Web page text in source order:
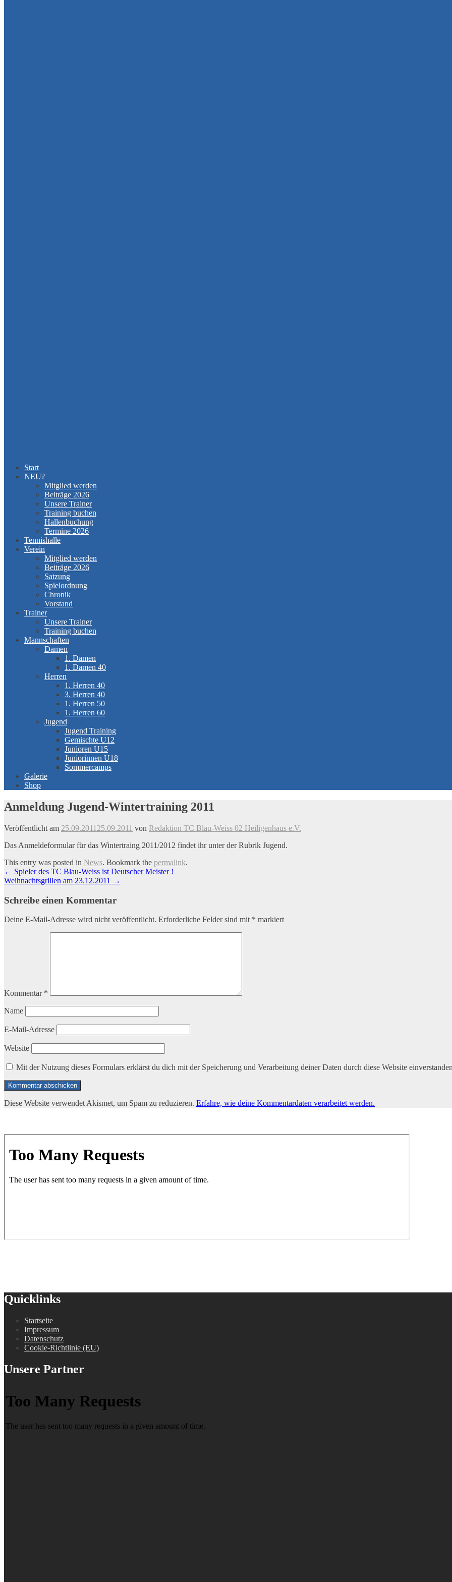
Start
NEU?
Mitglied werden
Beiträge 2026
Unsere Trainer
Training buchen
Hallenbuchung
Termine 2026
Tennishalle
Verein
Mitglied werden
Beiträge 2026
Satzung
Spielordnung
Chronik
Vorstand
Trainer
Unsere Trainer
Training buchen
Mannschaften
Damen
1. Damen
1. Damen 40
Herren
1. Herren 40
3. Herren 40
1. Herren 50
1. Herren 60
Jugend
Jugend Training
Gemischte U12
Junioren U15
Juniorinnen U18
Sommercamps
Galerie
Shop
Anmeldung Jugend-Wintertraining 2011
Veröffentlicht am 25.09.2011 25.09.2011 von Redaktion TC Blau-Weiss 02 Heiligenhaus e.V.
Das Anmeldeformular für das Wintertraing 2011/2012 findet ihr unter der Rubrik Jugend.
This entry was posted in News. Bookmark the permalink.
Artikel-
Navigation
← Spieler des TC Blau-Weiss ist Deutscher Meister !
Weihnachtsgrillen am 23.12.2011 →
Schreibe einen Kommentar
Deine E-Mail-Adresse wird nicht veröffentlicht. Erforderliche Felder sind mit * markiert
Kommentar *
Name
E-Mail-Adresse
Website
Mit der Nutzung dieses Formulars erklärst du dich mit der Speicherung und Verarbeitung deiner Daten durch diese Website
Diese Website verwendet Akismet, um Spam zu reduzieren. Erfahre, wie deine Kommentardaten verarbeitet werden.
Quicklinks
Startseite
Impressum
Datenschutz
Cookie-Richtlinie (EU)
Unsere Partner